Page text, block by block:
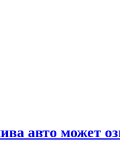
авто может